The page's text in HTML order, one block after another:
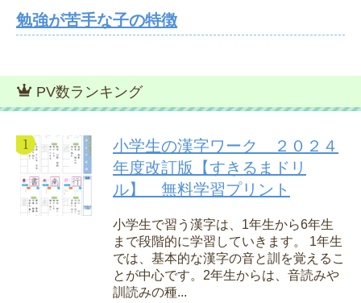
勉強が苦手な子の特徴
PV数ランキング
小学生の漢字ワーク ２０２４
年度改訂版【すきるまドリ
ル】 無料学習プリント
小学生で習う漢字は、1年生から6年生
まで段階的に学習していきます。 1年生
では、基本的な漢字の音と訓を覚えるこ
とが中心です。2年生からは、音読みや
訓読みの種...